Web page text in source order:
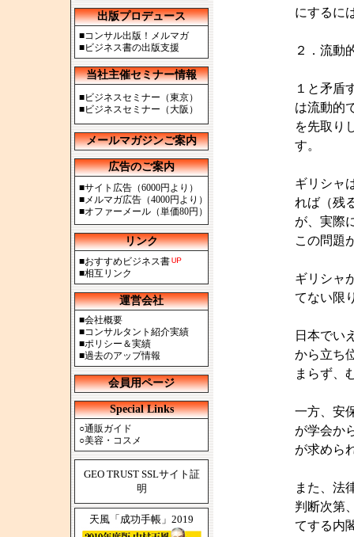
出版プロデュース
■コンサル出版！メルマガ
■ビジネス書の出版支援
当社主催セミナー情報
■ビジネスセミナー（東京）
■ビジネスセミナー（大阪）
メールマガジンご案内
広告のご案内
■サイト広告（6000円より）
■メルマガ広告（4000円より）
■オファーメール（単価80円）
リンク
■おすすめビジネス書
■相互リンク
運営会社
■会社概要
■コンサルタント紹介実績
■ポリシー＆実績
■過去のアップ情報
会員用ページ
Special Links
○通販ガイド
○美容・コスメ
GEO TRUST SSLサイト証
明
天風「成功手帳」2019
にするに
２．流動
１と矛盾
は流動的
を先取り
す。
ギリシャ
れば（残
が、実際
この問題
ギリシャ
てない限
日本でい
から立ち
まらず、
一方、安
が学会か
が求めら
また、法
判断次第
てする内